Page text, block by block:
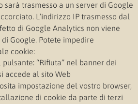
sarà trasmesso a un server di Google
L’indirizzo IP trasmesso dal
di Google Analytics non viene
Google. Potete impedire
cookie:
“Rifiuta” nel banner dei
accede al sito Web
impostazione del vostro browser,
di cookie da parte di terzi